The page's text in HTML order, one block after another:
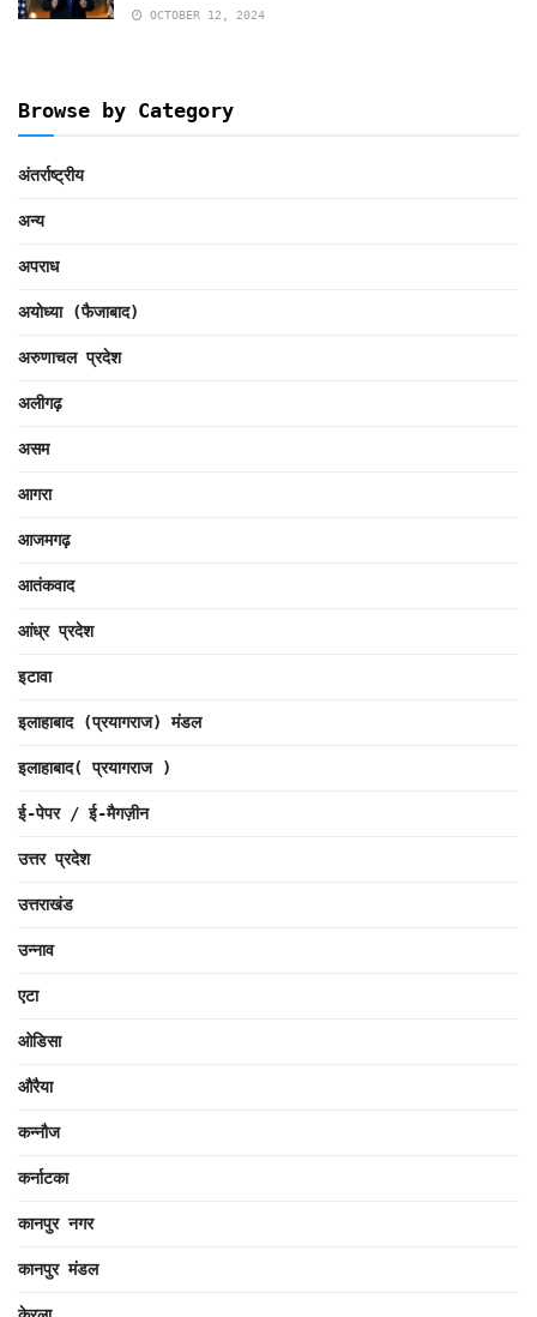
OCTOBER 12, 2024
Browse by Category
अंतर्राष्ट्रीय
अन्य
अपराध
अयोध्या (फैजाबाद)
अरुणाचल प्रदेश
अलीगढ़
असम
आगरा
आजमगढ़
आतंकवाद
आंध्र प्रदेश
इटावा
इलाहाबाद (प्रयागराज) मंडल
इलाहाबाद( प्रयागराज )
ई-पेपर / ई-मैगज़ीन
उत्तर प्रदेश
उत्तराखंड
उन्नाव
एटा
ओडिसा
औरैया
कन्नौज
कर्नाटका
कानपुर नगर
कानपुर मंडल